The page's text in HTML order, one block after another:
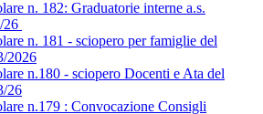
n. 182: Graduatorie interne a.s.
26
n. 181 - sciopero per famiglie del
2026
n.180 - sciopero Docenti e Ata del
26
n.179 : Convocazione Consigli